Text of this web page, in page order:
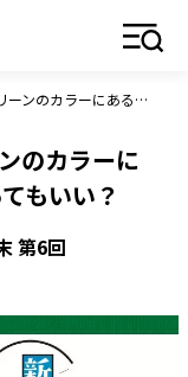
ゴルフ新ルール｜サブグリーンのカラーにある球は“あるがまま”で打ってもいい？
のカラーに
もいい？
第6回